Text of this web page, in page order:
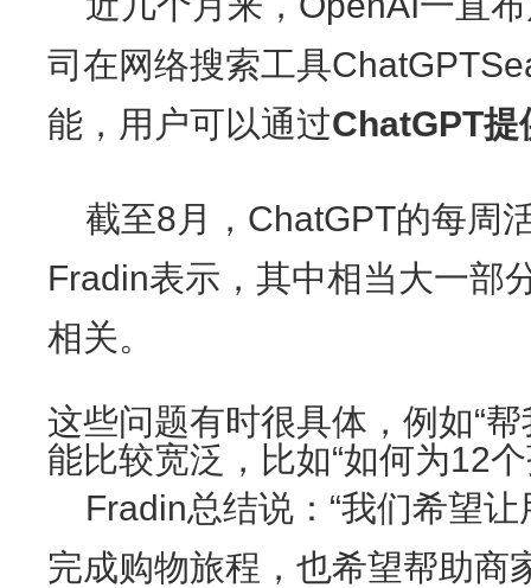
司在网络搜索工具
能，用户可以通过ChatGPT提
截至8月，ChatGPT的每周
Fradin表示，其中相当大一部
相关。
这些问题有时很具体，例如“
能比较宽泛，比如“如何为12
Fradin总结说：“我们希望
完成购物旅程，也希望帮助商